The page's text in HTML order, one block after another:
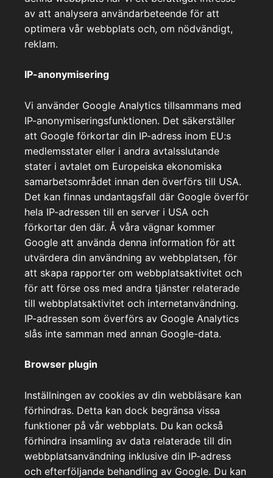
av att analysera användarbeteende för att
optimera vår webbplats och, om nödvändigt,
reklam.
IP-anonymisering
Vi använder Google Analytics tillsammans med
IP-anonymiseringsfunktionen. Det säkerställer
att Google förkortar din IP-adress inom EU:s
medlemsstater eller i andra avtalsslutande
stater i avtalet om Europeiska ekonomiska
samarbetsområdet innan den överförs till USA.
Det kan finnas undantagsfall där Google överför
hela IP-adressen till en server i USA och
förkortar den där. Å våra vägnar kommer
Google att använda denna information för att
utvärdera din användning av webbplatsen, för
att skapa rapporter om webbplatsaktivitet och
för att förse oss med andra tjänster relaterade
till webbplatsaktivitet och internetanvändning.
IP-adressen som överförs av Google Analytics
slås inte samman med annan Google-data.
Browser plugin
Inställningen av cookies av din webbläsare kan
förhindras. Detta kan dock begränsa vissa
funktioner på vår webbplats. Du kan också
förhindra insamling av data relaterade till din
webbplatsanvändning inklusive din IP-adress
och efterföljande behandling av Google. Du kan